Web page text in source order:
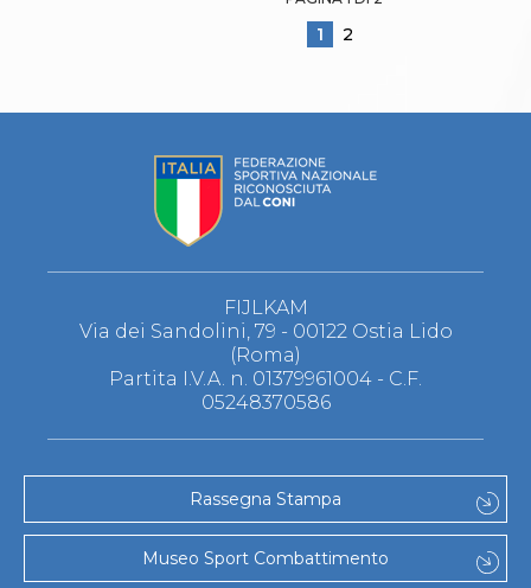
1 2
FIJLKAM
Via dei Sandolini, 79 - 00122 Ostia Lido
(Roma)
Partita I.V.A. n. 01379961004 - C.F.
05248370586
Rassegna Stampa
Museo Sport Combattimento